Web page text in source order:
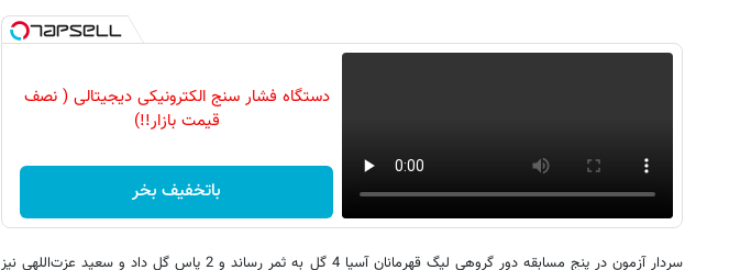
دستگاه فشار سنج الکترونیکی دیجیتالی ( نصف
قیمت بازار!!)
باتخفیف بخر
سردار آزمون در پنج مسابقه دور گروهی لیگ قهرمانان آسیا 4 گل به ثمر رساند و 2 پاس گل داد و سعید عزت‌اللهی نیز